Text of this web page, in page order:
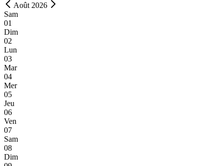
Août 2026
Sam
01
Dim
02
Lun
03
Mar
04
Mer
05
Jeu
06
Ven
07
Sam
08
Dim